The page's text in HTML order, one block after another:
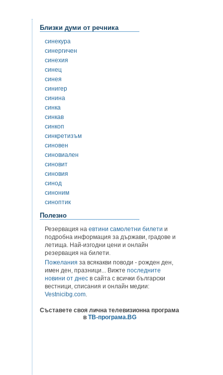
Близки думи от речника
синекура
синергичен
синехия
синец
синея
синигер
синина
синка
синкав
синкоп
синкретизъм
синовен
синовиален
синовит
синовия
синод
синоним
синоптик
Полезно
Резервация на евтини самолетни билети и
подробна информация за държави, градове и
летища. Най-изгодни цени и онлайн
резервация на билети.
Пожелания за всякакви поводи - рожден ден,
имен ден, празници... Вижте последните
новини от днес в сайта с всички български
вестници, списания и онлайн медии:
Vestnicibg.com.
Съставете своя лична телевизионна програма
в ТВ-програма.BG